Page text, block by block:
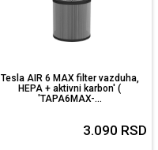
Tesla AIR 6 MAX filter vazduha,
HEPA + aktivni karbon' (
'TAPA6MAX-...
3.090 RSD